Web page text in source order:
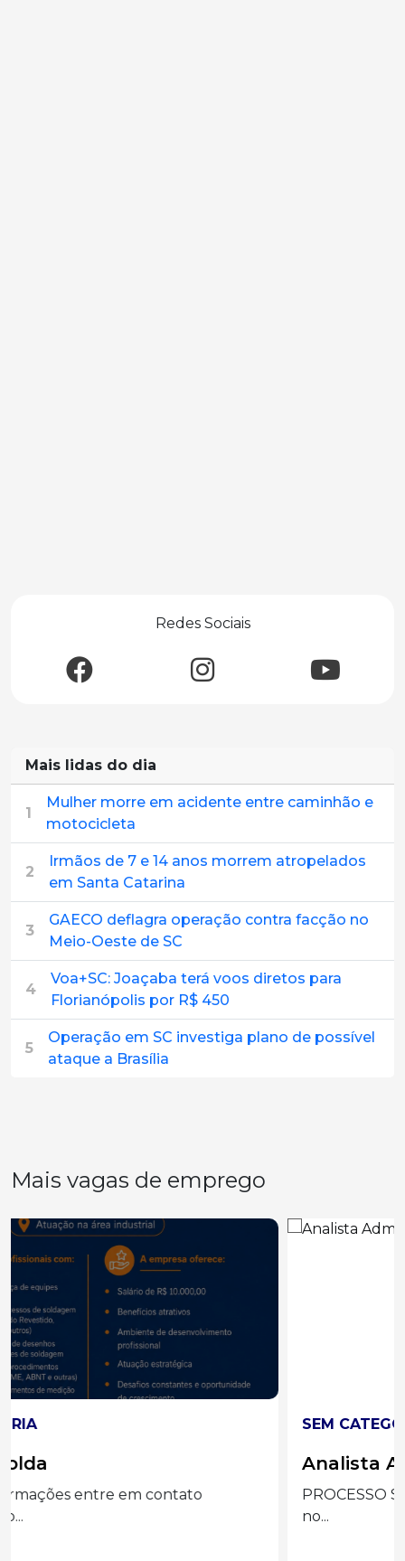
Redes Sociais
Mais lidas do dia
1
Mulher morre em acidente entre caminhão e
motocicleta
2
Irmãos de 7 e 14 anos morrem atropelados
em Santa Catarina
3
GAECO deflagra operação contra facção no
Meio-Oeste de SC
4
Voa+SC: Joaçaba terá voos diretos para
Florianópolis por R$ 450
5
Operação em SC investiga plano de possível
ataque a Brasília
Mais vagas de emprego
SEM CATEGORIA
Analista Administrativo I
PROCESSO SELETIVO nº 343/26 Siga o Eder Luiz